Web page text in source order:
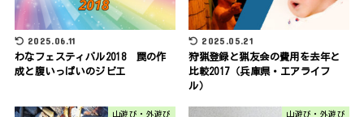
2025.06.11
わなフェスティバル2018 罠の作
成と腹いっぱいのジビエ
2025.05.21
狩猟登録と猟友会の費用を去年と
比較2017（兵庫県・エアライフ
ル）
山遊び・外遊び 山遊び・外遊び